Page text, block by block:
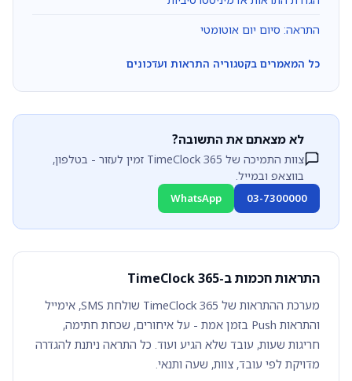
התראה: סיום יום אוטומטי
כל המאמרים בקטגוריה התראות ועדכונים
לא מצאתם את התשובה?
צוות התמיכה של TimeClock 365 זמין לעזור - בטלפון,
בווצאפ ובמייל.
03-7300000
WhatsApp
התראות חכמות ב-TimeClock 365
מערכת ההתראות של TimeClock 365 שולחת SMS, אימייל
והתראות Push בזמן אמת - על איחורים, שכחת חתימה,
חריגות שעות, עובד שלא הגיע ועוד. כל התראה ניתנת להגדרה
מדויקת לפי עובד, צוות, שעה ותנאי.